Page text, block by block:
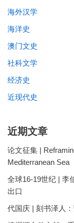
海外汉学
海洋史
澳门文史
社科文学
经济史
近现代史
近期文章
论文征集 |
Mediterranean Sea
全球16-19世纪 | 李
出口
代国庆 | 刻书泽人